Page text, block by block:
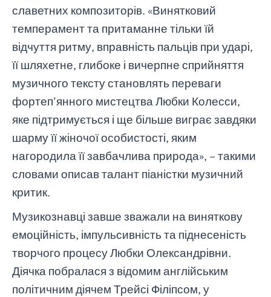
славетних композиторів. «Винятковий
темперамент та притаманне тільки їй
відчуття ритму, вправність пальців при ударі,
її шляхетне, глибоке і вичерпне сприйняття
музичного тексту становлять переваги
фортеп’янного мистецтва Любки Колесси,
яке підтримується і ще більше виграє завдяки
шарму її жіночої особистості, яким
нагородила її завбачлива природа», – такими
словами описав талант піаністки музичний
критик.
Музикознавці завше зважали на виняткову
емоційність, імпульсивність та піднесеність
творчого процесу Любки Олександрівни.
Діячка побралася з відомим англійським
політичним діячем Трейсі Філіпсом, у